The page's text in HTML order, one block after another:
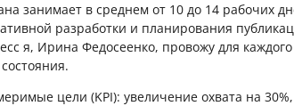
занимает в среднем от 10 до 14 рабочих
разработки и планирования
я, Ирина Федосеенко, провожу для
цели (KPI): увеличение охвата на